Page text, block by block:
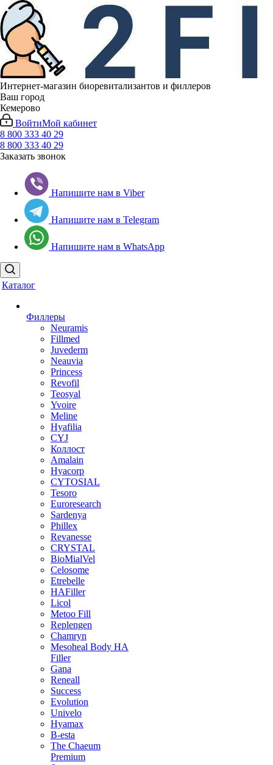
Интернет-магазин биоревитализантов и филлеров
Ваш город
Кемерово
ВойтиМой кабинет
8 800 333 40 29
8 800 333 40 29
Заказать звонок
Напишите нам в Viber
Напишите нам в Telegram
Напишите нам в WhatsApp
Каталог
Филлеры
Neuramis
Fillmed
Juvederm
Neauvia
Princess
Revofil
Teosyal
Yvoire
Meline
Hyafilia
CYJ
Коллост
Amalain
Hyacorp
CYTOSIAL
Tesoro
Euroresearch
Sardenya
Phillex
Revanesse
CRYSTAL
BioMialVel
Celosome
Etrebelle
HAFiller
Licol
Metoo Fill
Replengen
Chamryn
Mesoheal Body HA
Filler
Gana
Reneall
Success
Evolution
Univelo
Hyamax
B-esta
The Chaeum
Premium